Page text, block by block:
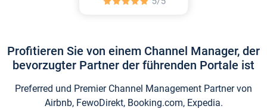
Profitieren Sie von einem Channel Manager, der
bevorzugter Partner der führenden Portale ist
Preferred und Premier Channel Management Partner von
Airbnb, FewoDirekt, Booking.com, Expedia.